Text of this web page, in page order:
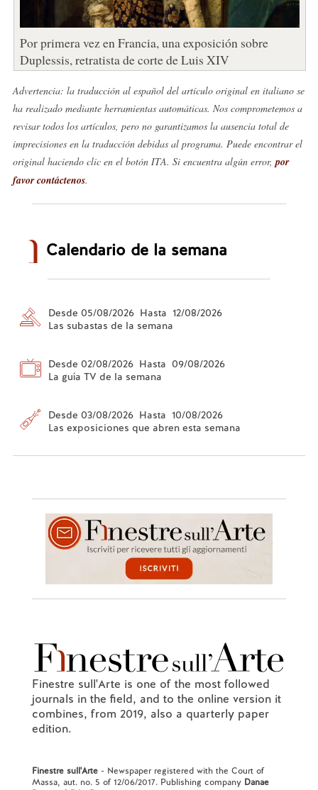
Por primera vez en Francia, una exposición sobre
Duplessis, retratista de corte de Luis XIV
Advertencia: la traducción al español del artículo original en italiano se
ha realizado mediante herramientas automáticas. Nos comprometemos a
revisar todos los artículos, pero no garantizamos la ausencia total de
imprecisiones en la traducción debidas al programa. Puede encontrar el
original haciendo clic en el botón ITA. Si encuentra algún error,por
favor contáctenos.
Calendario de la semana
Desde 05/08/2026 Hasta 12/08/2026
Las subastas de la semana
Desde 02/08/2026 Hasta 09/08/2026
La guía TV de la semana
Desde 03/08/2026 Hasta 10/08/2026
Las exposiciones que abren esta semana
Finestre sull'Arte is one of the most followed
journals in the field, and to the online version it
combines, from 2019, also a quarterly paper
edition.
Finestre sull'Arte- Newspaper registered with the Court of
Massa, aut. no. 5 of 12/06/2017. Publishing company Danae